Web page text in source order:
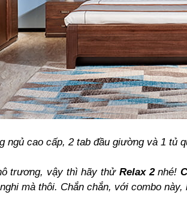
ngủ cao cấp, 2 tab đầu giường và 1 tủ
vậy thì hãy thử Relax 2nhé!
mà thôi. Chắn chắn, với combo